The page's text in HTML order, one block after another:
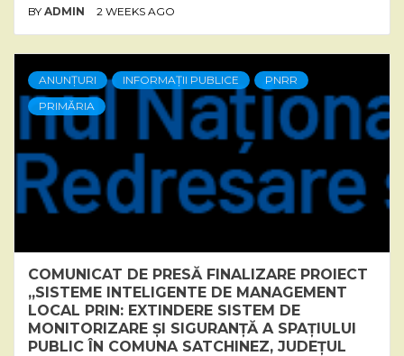
BY ADMIN 2 WEEKS AGO
ANUNȚURI INFORMAȚII PUBLICE
PNRR
PRIMĂRIA
COMUNICAT DE PRESĂ FINALIZARE PROIECT
„SISTEME INTELIGENTE DE MANAGEMENT
LOCAL PRIN: EXTINDERE SISTEM DE
MONITORIZARE ȘI SIGURANȚĂ A SPAȚIULUI
PUBLIC ÎN COMUNA SATCHINEZ, JUDEȚUL